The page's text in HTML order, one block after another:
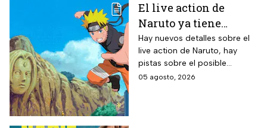
El live action de
Naruto ya tiene
director y así avanza
el casting de la
película
Hay nuevos detalles sobre el
live action de Naruto, hay
pistas sobre el posible
enfoque de la historia y
05 agosto, 2026